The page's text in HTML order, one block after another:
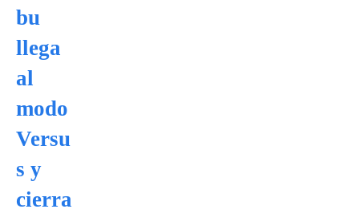
bu
llega
al
modo
Versu
s y
cierra